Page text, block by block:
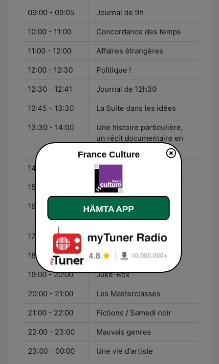
09:00 - 09:05 Journal de 9h
10:00 - 11:00 Concordance des temps
11:00 - 12:00 Affaires étrangères
12:00 - 12:30 Politique !
12:30 - 12:41 Journal de 12h30
12:45 - 13:30 La Suite dans les idées
13:30 - 14:00
Une histoire particulière,
un récit documentaire en
deux parties
14:00 - 15:00 Plan large
15:00 - 16:00 Une vie, une oeuvre
16:00 - 17:00
La Conversation
scientifique
17:00 - 18:00 Le Temps des écrivains
18:00 - 18:20 Journal de 18h
19:00 - 20:00 Juke-Box
20:00 - 21:00 Les Masterclasses
21:00 - 22:00 Fictions / Samedi noir
22:00 - 23:00 Mauvais genres
23:00 - 00:00 Une vie d'artiste
France Culture
HÄMTA APP